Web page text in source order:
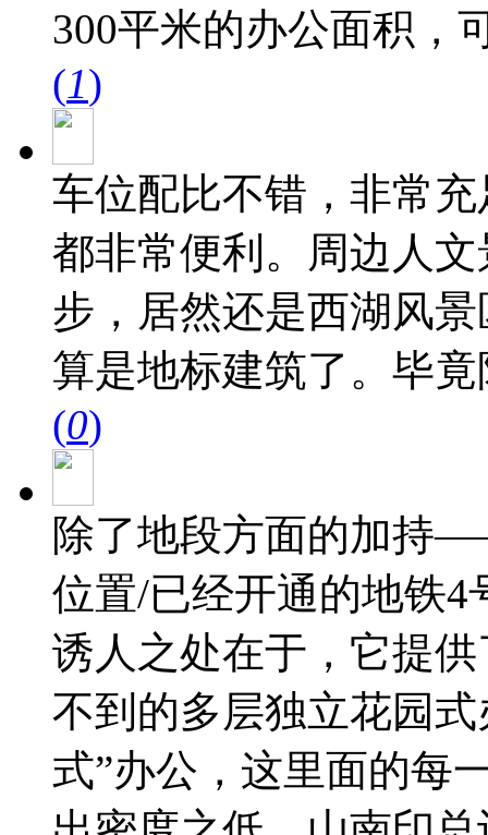
300平米的办公面积，
(1)
车位配比不错，非常
都非常便利。周边人
步，居然还是西湖风
算是地标建筑了。毕
(0)
除了地段方面的加持
位置/已经开通的地铁
诱人之处在于，它提
不到的多层独立花园
式”办公，这里面的每